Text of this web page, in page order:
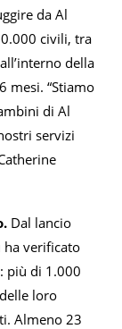
da Al
civili, tra
della
mesi. “Stiamo
di Al
servizi
Dal lancio
ha verificato
più di 1.000
loro
Almeno 23